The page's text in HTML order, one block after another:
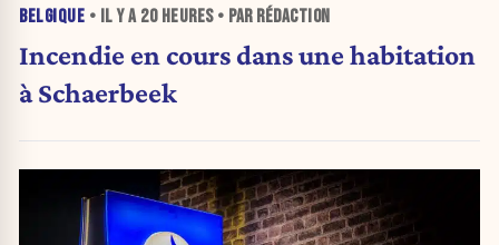
BELGIQUE • IL Y A 20 HEURES• PAR RÉDACTION
Incendie en cours dans une habitation
à Schaerbeek